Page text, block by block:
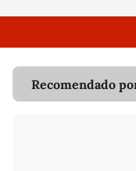
Recomendado